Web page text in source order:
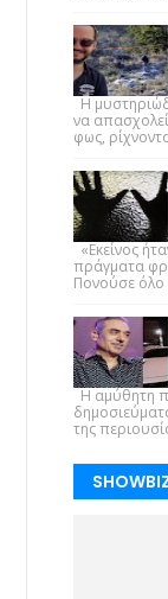
Η
να
φως,
«Εκείνος
πράγματα
Πονούσε
Η αμύθητη
της